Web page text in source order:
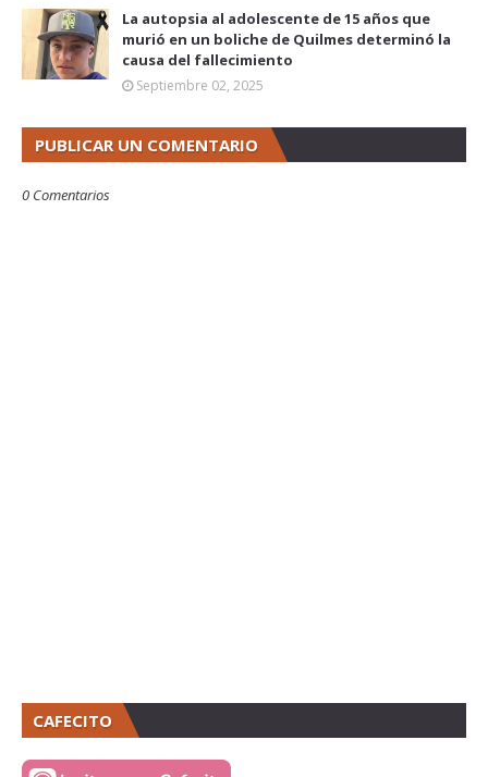
La autopsia al adolescente de 15 años que
murió en un boliche de Quilmes determinó la
causa del fallecimiento
Septiembre 02, 2025
PUBLICAR UN COMENTARIO
0 Comentarios
CAFECITO